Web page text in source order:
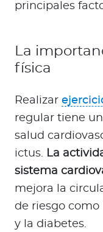
principales
La
física
Realizar
regular tiene
salud
ictus. La
sistema
mejora la
de riesgo como
y la diabetes.